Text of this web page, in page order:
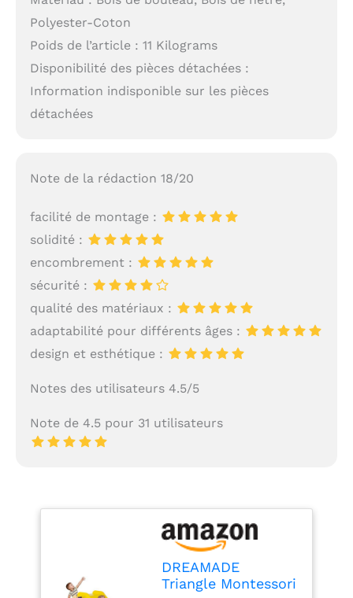
Polyester-Coton
Poids de l’article : 11 Kilograms
Disponibilité des pièces détachées :
Information indisponible sur les pièces
détachées
Note de la rédaction 18/20
facilité de montage :
solidité :
encombrement :
sécurité :
qualité des matériaux :
adaptabilité pour différents âges :
design et esthétique :
Notes des utilisateurs 4.5/5
Note de 4.5 pour 31 utilisateurs
DREAMADE
Triangle Montessori